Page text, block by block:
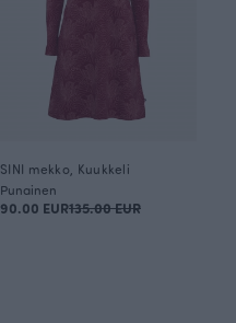
SINI mekko, Kuukkeli
Punainen
90.00 EUR135.00 EUR